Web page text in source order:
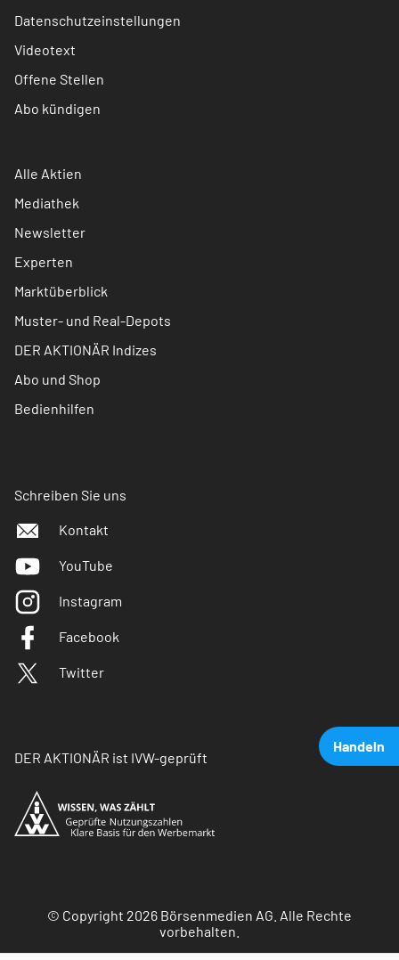
Handeln
Datenschutzeinstellungen
Videotext
Offene Stellen
Abo kündigen
Alle Aktien
Mediathek
Newsletter
Experten
Marktüberblick
Muster- und Real-Depots
DER AKTIONÄR Indizes
Abo und Shop
Bedienhilfen
Schreiben Sie uns
Kontakt
YouTube
Instagram
Facebook
Twitter
DER AKTIONÄR ist IVW-geprüft
© Copyright 2026 Börsenmedien AG. Alle Rechte
vorbehalten.